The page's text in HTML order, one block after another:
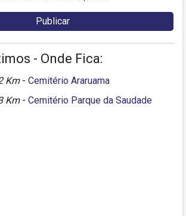
- Onde Fica:
Km - Cemitério Araruama
Km - Cemitério Parque da Saudade